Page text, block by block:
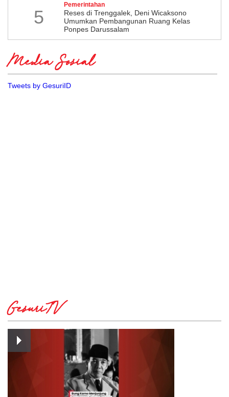
5
Pemerintahan
​Reses di Trenggalek, Deni Wicaksono
Umumkan Pembangunan Ruang Kelas
Ponpes Darussalam
Media Sosial
Tweets by GesuriID
GesuriTV